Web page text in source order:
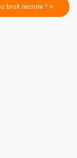
Beau bruit recrute ! >